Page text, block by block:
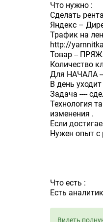
Что нужно :
Сделать
Яндекс –
Трафик на
http://
Товар --
Количество
Для НАЧАЛА
В день
Задача ----
Технология
изменения .
Если
Нужен опыт с
Что есть :
Есть
Видеть